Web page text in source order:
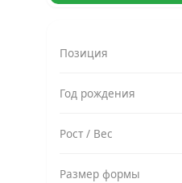
Позиция
Год рождения
Рост / Вес
Размер формы